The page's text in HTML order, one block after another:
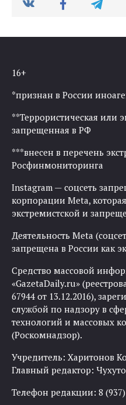
16+
*признан в России
**Террористическая или
запрещенная в РФ
***внесен в перечень
Росфинмониторинга
Instagram — соцсеть
корпорации Meta,
экстремистской и
Деятельность Meta
запрещена в России как
Средство массовой
«GazetaDaily.ru»
67944 от 13.12.2016),
службой по надзору в
технологий и массовых
(Роскомнадзор).
Учредитель: Харитонов
Главный редактор:
Телефон редакции: 8